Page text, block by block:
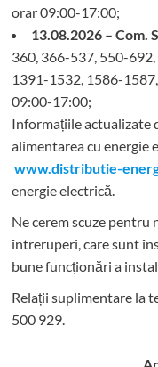
orar 09:00-17:00;
13.08.2026 – Com.
360, 366-537, 550-
1391-1532, 1586-
09:00-17:00;
Informațiile actualizate
alimentarea cu energie
www.distributie-
energie electrică.
Ne cerem scuze pentru
întreruperi, care sunt
bune funcționări a
Relații suplimentare la
500 929.